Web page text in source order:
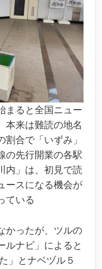
まると全国ニュー
本来は難読の地名
合で「いずみ」
の先行開業の各駅
内」は、初見で読
ースになる機会が
ている
かったが、ツルの
ルナビ」によると
」とナベヅル５